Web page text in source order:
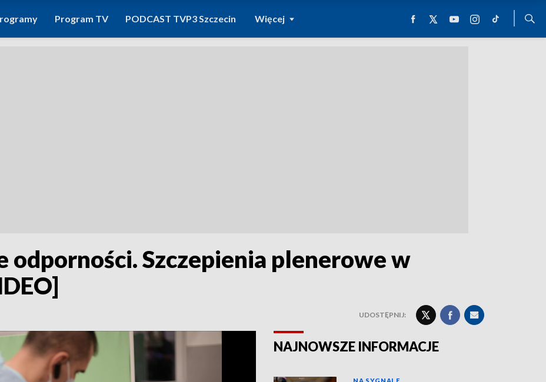
Program TV PODCAST TVP3 Szczecin Więcej
odporności. Szczepienia plenerowe w
UDOSTĘPNIJ:
NAJNOWSZE INFORMACJE